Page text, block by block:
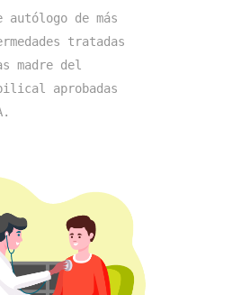
de más
tratadas
madre del
aprobadas